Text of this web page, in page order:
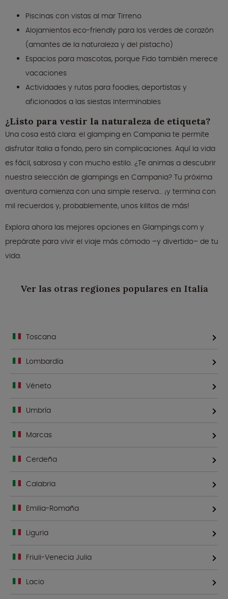
Piscinas con vistas al mar Tirreno
Alojamientos eco-friendly para los verdes de corazón
(amantes de la naturaleza y del pistacho)
Espacios para mascotas, porque Fido también merece
vacaciones
Actividades y rutas para foodies, deportistas y
aficionados a las siestas interminables
¿Listo para vestir la naturaleza de etiqueta?
Una cosa está clara: el glamping en Campania te permite
disfrutar Italia a fondo, pero sin complicaciones. Aquí la vida
es fácil, sabrosa y con mucho estilo. ¿Te animas a descubrir
nuestra selección de glampings en Campania? Tu próxima
aventura comienza con una simple reserva… ¡y termina con
mil recuerdos y, probablemente, unos kilitos de más!
Explora ahora las mejores opciones en Glampings.com y
prepárate para vivir el viaje más cómodo –y divertido– de tu
vida.
Ver las otras regiones populares en Italia
Toscana
Lombardía
Véneto
Umbría
Marcas
Cerdeña
Calabria
Emilia-Romaña
Liguria
Friuli-Venecia Julia
Lacio